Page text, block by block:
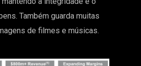
Também guarda muitas
de filmes e músicas.